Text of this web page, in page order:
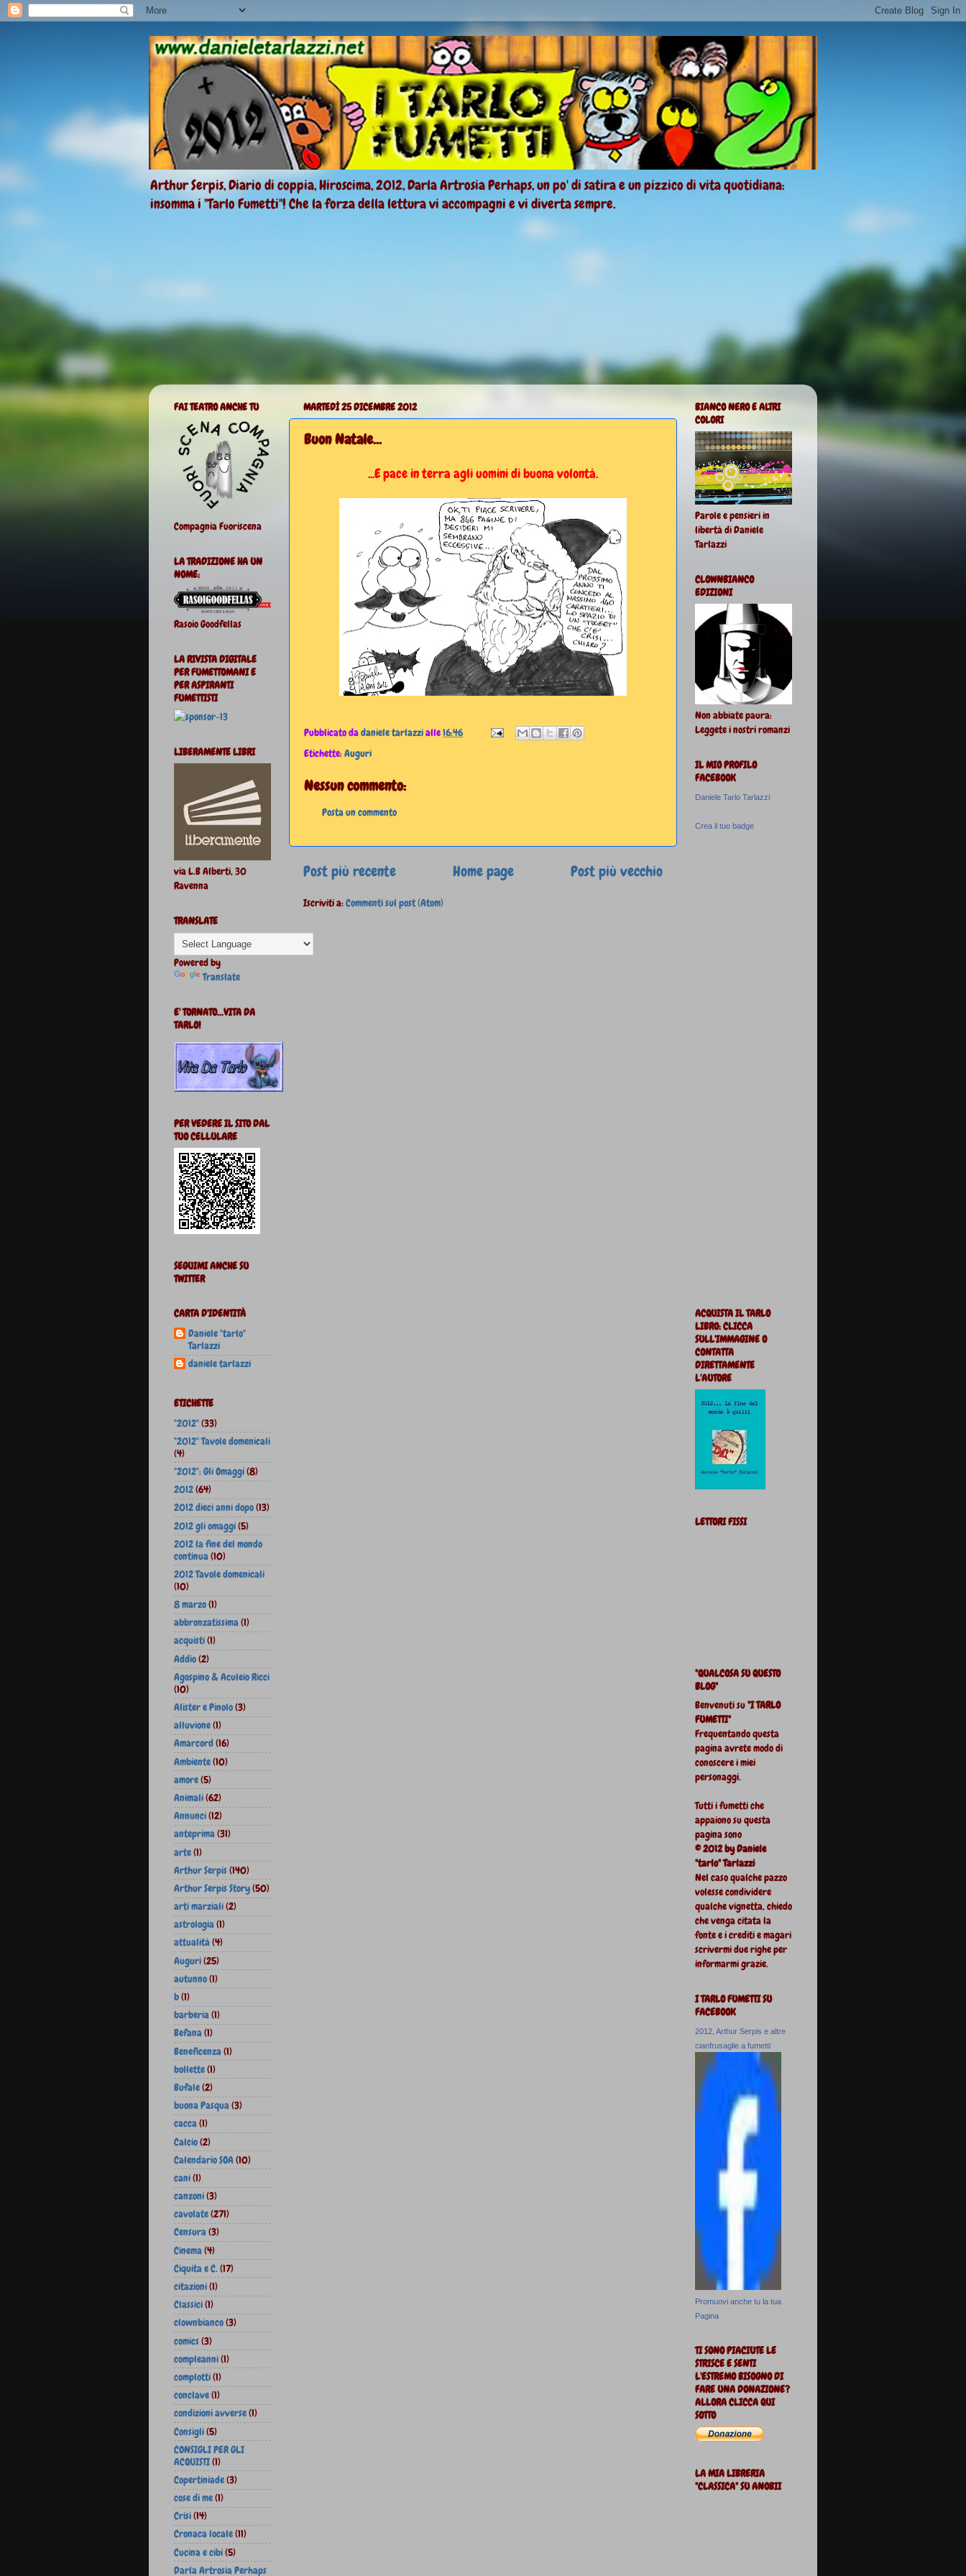
Arthur Serpis, Diario di coppia, Hiroscima, 2012, Darla Artrosia Perhaps, un po' di satira e un pizzico di vita quotidiana:
insomma i "Tarlo Fumetti"! Che la forza della lettura vi accompagni e vi diverta sempre.
MARTEDÌ 25 DICEMBRE 2012
Buon Natale...
...E pace in terra agli uomini di buona volontà.
Pubblicato dadaniele tarlazzialle16:46
Etichette:Auguri
Nessun commento:
Posta un commento
Post più recente Post più vecchio
Home page
Iscriviti a:Commenti sul post (Atom)
FAI TEATRO ANCHE TU
Compagnia Fuoriscena
LA TRADIZIONE HA UN
NOME:
Rasoio Goodfellas
LA RIVISTA DIGITALE
PER FUMETTOMANI E
PER ASPIRANTI
FUMETTISTI
LIBERAMENTE LIBRI
via L.B Alberti, 30
Ravenna
TRANSLATE
Powered by
Translate
E' TORNATO...VITA DA
TARLO!
PER VEDERE IL SITO DAL
TUO CELLULARE
SEGUIMI ANCHE SU
TWITTER
CARTA D'IDENTITÀ
Daniele "tarlo"
Tarlazzi
daniele tarlazzi
ETICHETTE
"2012"(33)
"2012" Tavole domenicali
(4)
"2012": Gli Omaggi(8)
2012(64)
2012 dieci anni dopo(13)
2012 gli omaggi(5)
2012 la fine del mondo
continua(10)
2012 Tavole domenicali
(10)
8 marzo(1)
abbronzatissima(1)
acquisti(1)
Addio(2)
Agospino & Aculeio Ricci
(10)
Alister e Pinolo(3)
alluvione(1)
Amarcord(16)
Ambiente(10)
amore(5)
Animali(62)
Annunci(12)
anteprima(31)
arte(1)
Arthur Serpis(140)
Arthur Serpis Story(50)
arti marziali(2)
astrologia(1)
attualità(4)
Auguri(25)
autunno(1)
b(1)
barberia(1)
Befana(1)
Beneficenza(1)
bollette(1)
Bufale(2)
buona Pasqua(3)
cacca(1)
Calcio(2)
Calendario SOA(10)
cani(1)
canzoni(3)
cavolate(271)
Censura(3)
Cinema(4)
Ciquita e C.(17)
citazioni(1)
Classici(1)
clownbianco(3)
comics(3)
compleanni(1)
complotti(1)
conclave(1)
condizioni avverse(1)
Consigli(5)
CONSIGLI PER GLI
ACQUISTI(1)
Copertiniade(3)
cose di me(1)
Crisi(14)
Cronaca locale(11)
Cucina e cibi(5)
Darla Artrosia Perhaps
BIANCO NERO E ALTRI
COLORI
Parole e pensieri in
libertà di Daniele
Tarlazzi
CLOWNBIANCO
EDIZIONI
Non abbiate paura:
Leggete i nostri romanzi
IL MIO PROFILO
FACEBOOK
Daniele Tarlo Tarlazzi
Crea il tuo badge
ACQUISTA IL TARLO
LIBRO: CLICCA
SULL'IMMAGINE O
CONTATTA
DIRETTAMENTE
L'AUTORE
LETTORI FISSI
"QUALCOSA SU QUESTO
BLOG"
Benvenuti su"I TARLO
FUMETTI"
Frequentando questa
pagina avrete modo di
conoscere i miei
personaggi.
Tutti i fumetti che
appaiono su questa
pagina sono
© 2012 by Daniele
"tarlo" Tarlazzi
Nel caso qualche pazzo
volesse condividere
qualche vignetta, chiedo
che venga citata la
fonte e i crediti e magari
scrivermi due righe per
informarmi grazie.
I TARLO FUMETTI SU
FACEBOOK
2012, Arthur Serpis e altre
cianfrusaglie a fumetti
Promuovi anche tu la tua
Pagina
TI SONO PIACIUTE LE
STRISCE E SENTI
L'ESTREMO BISOGNO DI
FARE UNA DONAZIONE?
ALLORA CLICCA QUI
SOTTO
LA MIA LIBRERIA
"CLASSICA" SU ANOBII